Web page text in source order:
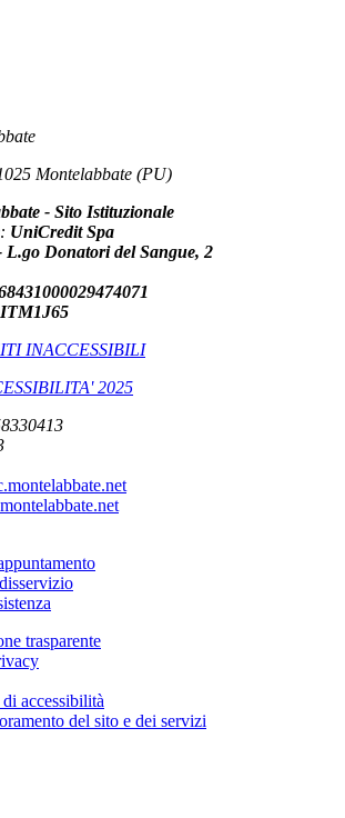
Montelabbate (PU)
- Sito Istituzionale
UniCredit Spa
L.go Donatori del Sangue, 2
INACCESSIBILI
2025
trasparente
accessibilità
del sito e dei servizi